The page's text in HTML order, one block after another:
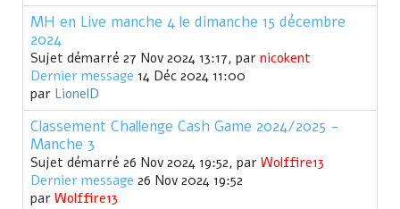
MH en Live manche 4 le dimanche 15 décembre
2024
Sujet démarré 27 Nov 2024 13:17, par nicokent
Dernier message 14 Déc 2024 11:00
par LionelD
Classement Challenge Cash Game 2024/2025 -
Manche 3
Sujet démarré 26 Nov 2024 19:52, par Wolffire13
Dernier message 26 Nov 2024 19:52
par Wolffire13